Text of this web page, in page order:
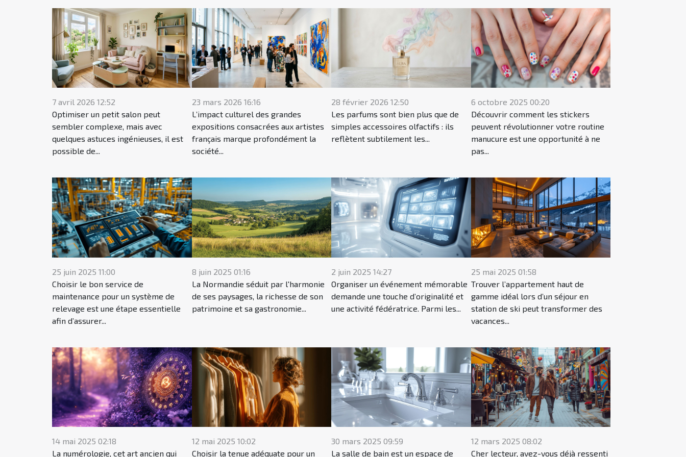
7 avril 2026 12:52
Optimiser un petit salon peut
sembler complexe, mais avec
quelques astuces ingénieuses, il est
possible de...
23 mars 2026 16:16
L’impact culturel des grandes
expositions consacrées aux artistes
français marque profondément la
société...
28 février 2026 12:50
Les parfums sont bien plus que de
simples accessoires olfactifs : ils
reflètent subtilement les...
6 octobre 2025 00:20
Découvrir comment les stickers
peuvent révolutionner votre routine
manucure est une opportunité à ne
pas...
25 juin 2025 11:00
Choisir le bon service de
maintenance pour un système de
relevage est une étape essentielle
afin d’assurer...
8 juin 2025 01:16
La Normandie séduit par l'harmonie
de ses paysages, la richesse de son
patrimoine et sa gastronomie...
2 juin 2025 14:27
Organiser un événement mémorable
demande une touche d’originalité et
une activité fédératrice. Parmi les...
25 mai 2025 01:58
Trouver l’appartement haut de
gamme idéal lors d’un séjour en
station de ski peut transformer des
vacances...
14 mai 2025 02:18
La numérologie, cet art ancien qui
12 mai 2025 10:02
Choisir la tenue adéquate pour un
30 mars 2025 09:59
La salle de bain est un espace de
12 mars 2025 08:02
Cher lecteur, avez-vous déjà ressenti